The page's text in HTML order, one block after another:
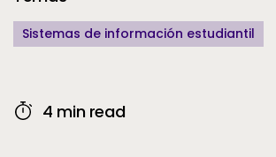
Sistemas de información estudiantil
4 min read